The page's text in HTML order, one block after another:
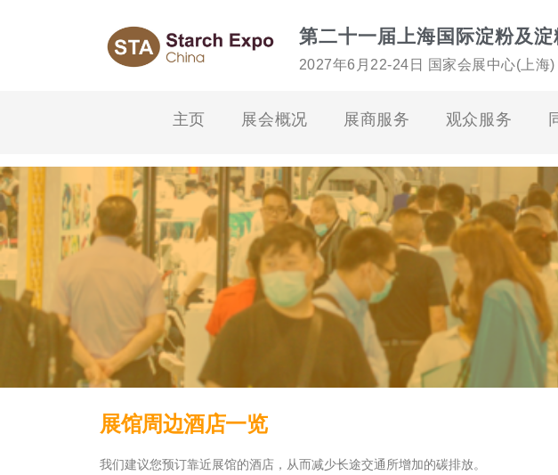
第二十一届上海国际淀粉及
2027年6月22-24日 国家会展中心(上海)
主页 展会概况 展商服务 观众服务
展馆周边酒店一览
我们建议您预订靠近展馆的酒店，从而减少长途交通所增加的碳排放。